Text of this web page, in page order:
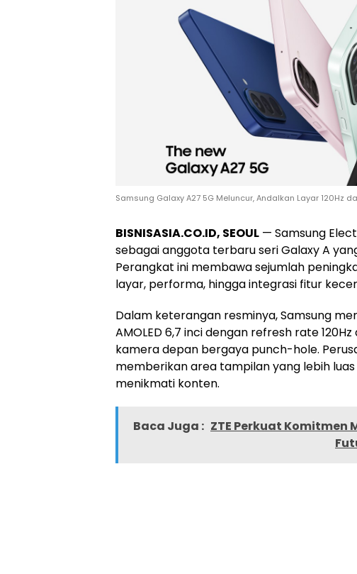
Samsung Galaxy A27 5G Meluncur, Andalkan Layar 120Hz
BISNISASIA.CO.ID, SEOUL — Samsung
sebagai anggota terbaru seri Galaxy A
Perangkat ini membawa sejumlah
layar, performa, hingga integrasi fitur
Dalam keterangan resminya, Samsung
AMOLED 6,7 inci dengan refresh rate
kamera depan bergaya punch-hole.
memberikan area tampilan yang lebih
menikmati konten.
Baca Juga : ZTE Perkuat Komitmen